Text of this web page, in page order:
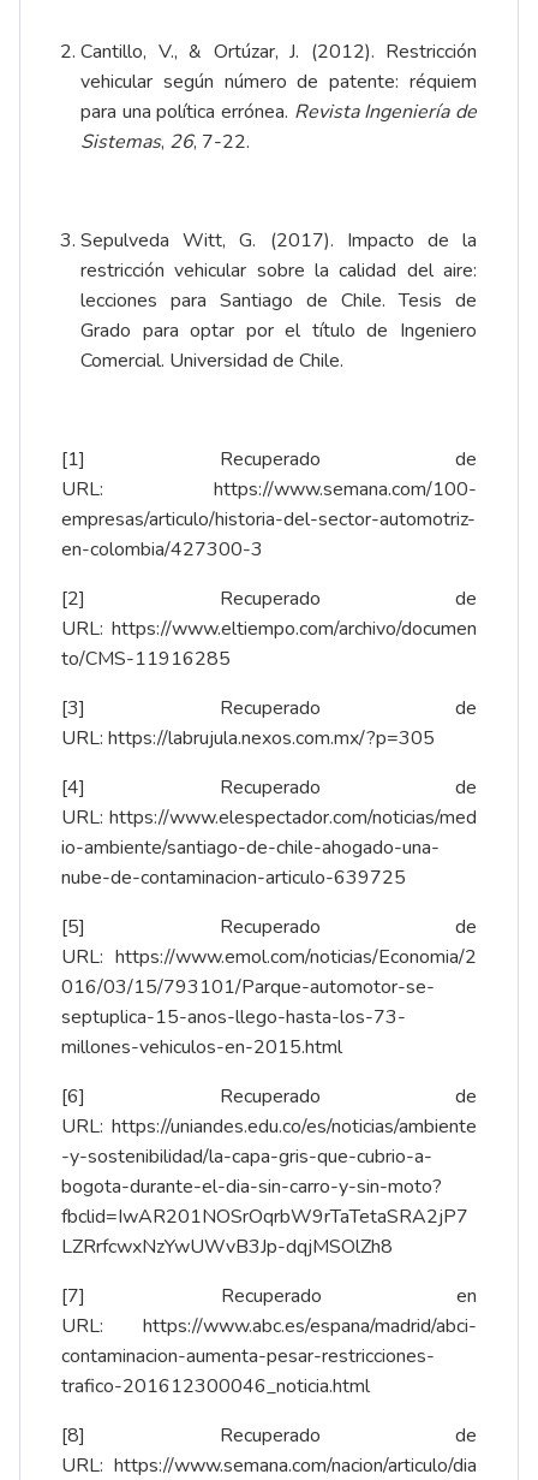
Cantillo, V., & Ortúzar, J. (2012). Restricción
vehicular según número de patente: réquiem
para una política errónea. Revista Ingeniería de
Sistemas, 26, 7-22.
Sepulveda Witt, G. (2017). Impacto de la
restricción vehicular sobre la calidad del aire:
lecciones para Santiago de Chile. Tesis de
Grado para optar por el título de Ingeniero
Comercial. Universidad de Chile.
[1] Recuperado de
URL: https://www.semana.com/100-
empresas/articulo/historia-del-sector-automotriz-
en-colombia/427300-3
[2] Recuperado de
URL: https://www.eltiempo.com/archivo/documen
to/CMS-11916285
[3] Recuperado de
URL: https://labrujula.nexos.com.mx/?p=305
[4] Recuperado de
URL: https://www.elespectador.com/noticias/med
io-ambiente/santiago-de-chile-ahogado-una-
nube-de-contaminacion-articulo-639725
[5] Recuperado de
URL: https://www.emol.com/noticias/Economia/2
016/03/15/793101/Parque-automotor-se-
septuplica-15-anos-llego-hasta-los-73-
millones-vehiculos-en-2015.html
[6] Recuperado de
URL: https://uniandes.edu.co/es/noticias/ambiente
-y-sostenibilidad/la-capa-gris-que-cubrio-a-
bogota-durante-el-dia-sin-carro-y-sin-moto?
fbclid=IwAR201NOSrOqrbW9rTaTetaSRA2jP7
LZRrfcwxNzYwUWvB3Jp-dqjMSOlZh8
[7] Recuperado en
URL: https://www.abc.es/espana/madrid/abci-
contaminacion-aumenta-pesar-restricciones-
trafico-201612300046_noticia.html
[8] Recuperado de
URL: https://www.semana.com/nacion/articulo/dia